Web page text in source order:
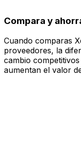
Compara y
Cuando comparas
proveedores, la
cambio
aumentan el valor